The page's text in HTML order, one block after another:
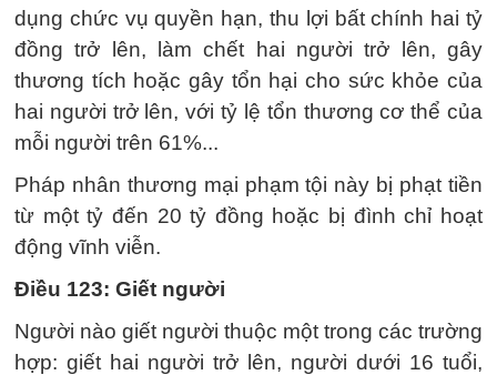
dụng chức vụ quyền hạn, thu lợi bất chính hai tỷ
đồng trở lên, làm chết hai người trở lên, gây
thương tích hoặc gây tổn hại cho sức khỏe của
hai người trở lên, với tỷ lệ tổn thương cơ thể của
mỗi người trên 61%...
Pháp nhân thương mại phạm tội này bị phạt tiền
từ một tỷ đến 20 tỷ đồng hoặc bị đình chỉ hoạt
động vĩnh viễn.
Điều 123: Giết người
Người nào giết người thuộc một trong các trường
hợp: giết hai người trở lên, người dưới 16 tuổi,